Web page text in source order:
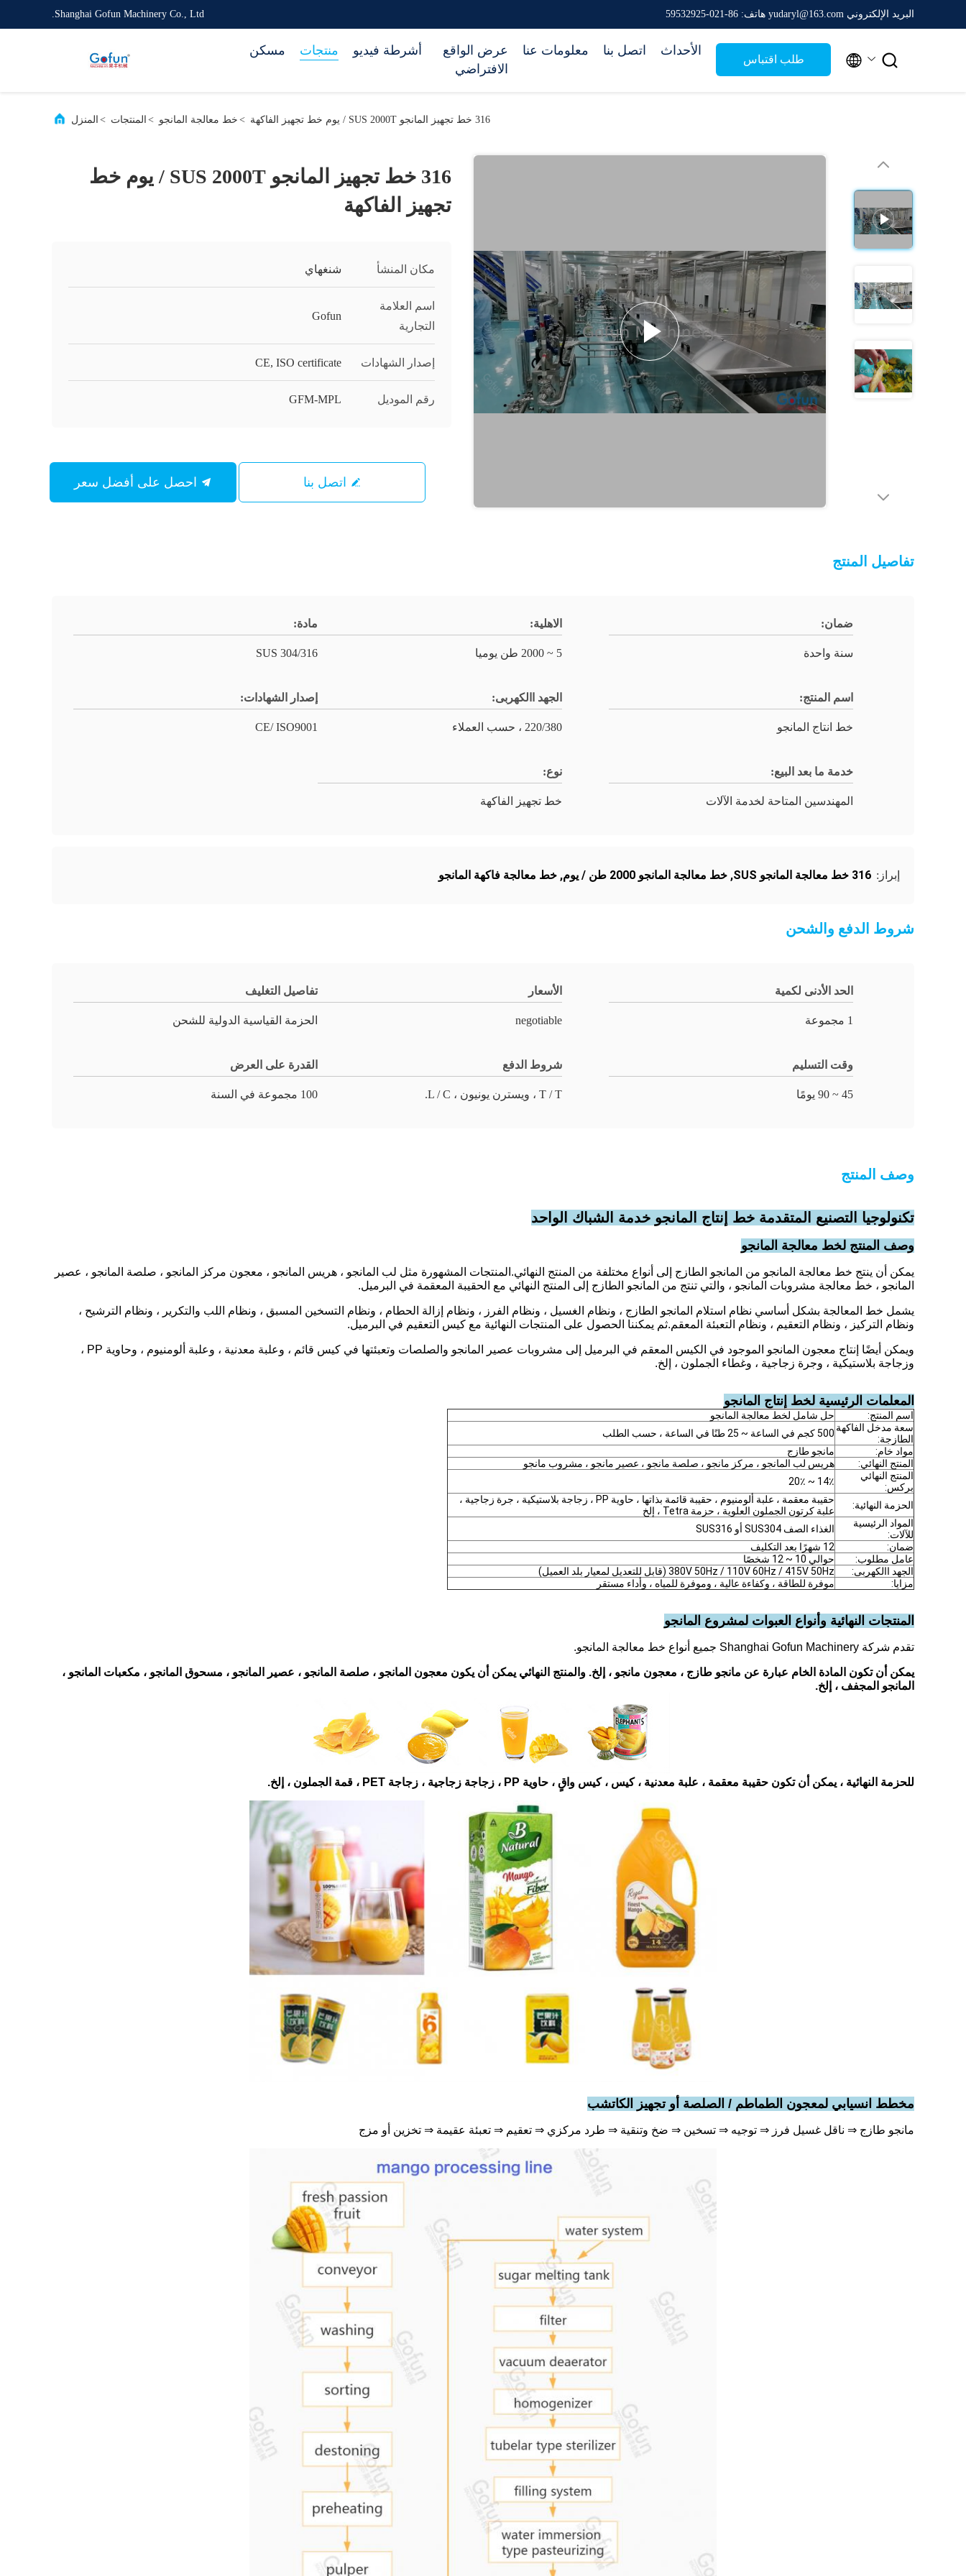
Shanghai Gofun Machinery Co., Ltd. البريد الإلكتروني yudaryl@163.com هاتف: 86-021-59532925
مسكن منتجات أشرطة فيديو
عرض الواقع
الافتراضي
معلومات عنا اتصل بنا الأحداث
طلب اقتباس  
المنزل > المنتجات > خط معالجة المانجو > 316 خط تجهيز المانجو SUS 2000T / يوم خط تجهيز الفاكهة
316 خط تجهيز المانجو SUS 2000T / يوم خط
تجهيز الفاكهة
مكان المنشأ شنغهاي
اسم العلامة
التجارية
Gofun
إصدار الشهادات CE, ISO certificate
رقم الموديل GFM-MPL
اتصل بنا
تفاصيل المنتج
ضمان:
سنة واحدة
الاهلية:
5 ~ 2000 طن يوميا
مادة:
304/316 SUS
اسم المنتج:
خط انتاج المانجو
الجهد االكهربى:
220/380 ، حسب العملاء
إصدار الشهادات:
CE/ ISO9001
خدمة ما بعد البيع:
المهندسين المتاحة لخدمة الآلات
نوع:
خط تجهيز الفاكهة
إبراز: 316 خط معالجة المانجو SUS , خط معالجة المانجو 2000 طن / يوم , خط معالجة فاكهة المانجو
شروط الدفع والشحن
الحد الأدنى لكمية
1 مجموعة
الأسعار
negotiable
تفاصيل التغليف
الحزمة القياسية الدولية للشحن
وقت التسليم
45 ~ 90 يومًا
شروط الدفع
T / T ، ويسترن يونيون ، L / C.
القدرة على العرض
100 مجموعة في السنة
وصف المنتج
تكنولوجيا التصنيع المتقدمة خط إنتاج المانجو خدمة الشباك الواحد
وصف المنتج لخط معالجة المانجو
يمكن أن ينتج خط معالجة المانجو من المانجو الطازج إلى أنواع مختلفة من المنتج النهائي.المنتجات المشهورة مثل لب المانجو ، هريس المانجو ، معجون مركز المانجو ، صلصة المانجو ، عصير
المانجو ، خط معالجة مشروبات المانجو ، والتي تنتج من المانجو الطازج إلى المنتج النهائي مع الحقيبة المعقمة في البرميل.
يشمل خط المعالجة بشكل أساسي نظام استلام المانجو الطازج ، ونظام الغسيل ، ونظام الفرز ، ونظام إزالة الحطام ، ونظام التسخين المسبق ، ونظام اللب والتكرير ، ونظام الترشيح ،
ونظام التركيز ، ونظام التعقيم ، ونظام التعبئة المعقم.ثم يمكننا الحصول على المنتجات النهائية مع كيس التعقيم في البرميل.
ويمكن أيضًا إنتاج معجون المانجو الموجود في الكيس المعقم في البرميل إلى مشروبات عصير المانجو والصلصات وتعبئتها في كيس قائم ، وعلبة معدنية ، وعلبة ألومنيوم ، وحاوية PP ،
وزجاجة بلاستيكية ، وجرة زجاجية ، وغطاء الجملون ، إلخ.
المعلمات الرئيسية لخط إنتاج المانجو
اسم المنتج:
حل شامل لخط معالجة المانجو
سعة مدخل الفاكهة
الطازجة:
500 كجم في الساعة ~ 25 طنًا في الساعة ، حسب الطلب
مواد خام:
مانجو طازج
المنتج النهائي:
هريس لب المانجو ، مركز مانجو ، صلصة مانجو ، عصير مانجو ، مشروب مانجو
المنتج النهائي
بركس:
14٪ ~ 20٪
الحزمة النهائية:
حقيبة معقمة ، علبة ألومنيوم ، حقيبة قائمة بذاتها ، حاوية PP ، زجاجة بلاستيكية ، جرة زجاجية ،
علبة كرتون الجملون العلوية ، حزمة Tetra ، إلخ
المواد الرئيسية
للآلات:
الغذاء الصف SUS304 أو SUS316
ضمان:
12 شهرًا بعد التكليف
عامل مطلوب:
حوالي 10 ~ 12 شخصًا
الجهد االكهربى:
380V 50Hz / 110V 60Hz / 415V 50Hz (قابل للتعديل لمعيار بلد العميل)
مزايا:
موفرة للطاقة ، وكفاءة عالية ، وموفرة للمياه ، وأداء مستقر
المنتجات النهائية وأنواع العبوات لمشروع المانجو
تقدم شركة Shanghai Gofun Machinery جميع أنواع خط معالجة المانجو.
يمكن أن تكون المادة الخام عبارة عن مانجو طازج ، معجون مانجو ، إلخ. والمنتج النهائي يمكن أن يكون معجون المانجو ، صلصة المانجو ، عصير المانجو ، مسحوق المانجو ، مكعبات المانجو ،
المانجو المجفف ، إلخ.
للحزمة النهائية ، يمكن أن تكون حقيبة معقمة ، علبة معدنية ، كيس ، كيس واقٍ ، حاوية PP ، زجاجة زجاجية ، زجاجة PET ، قمة الجملون ، إلخ.
مخطط انسيابي لمعجون الطماطم / الصلصة أو تجهيز الكاتشب
مانجو طازج ⇒ ناقل غسيل فرز ⇒ توجيه ⇒ تسخين ⇒ ضخ وتنقية ⇒ طرد مركزي ⇒ تعقيم ⇒ تعبئة عقيمة ⇒ تخزين أو مزج